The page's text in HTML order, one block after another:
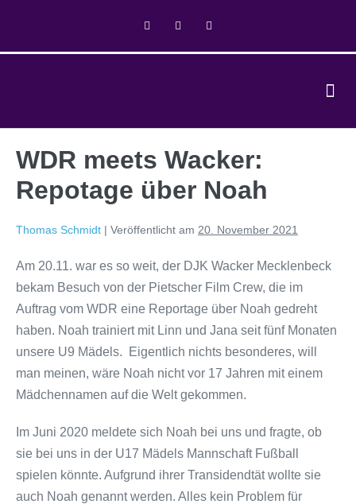
WDR meets Wacker:
Repotage über Noah
Thomas Schmidt | Veröffentlicht am 20. November 2021
Am 20.11. war es so weit, der DJK Wacker Mecklenbeck
bekam Besuch von der Pietscher Film Crew, die im
Auftrag vom WDR eine Reportage über Noah gedreht
haben. Noah trainiert mit Linn und Jana seit fünf Monaten
unsere U9 Mädels. Eigentlich nichts besonderes, will
man meinen, wäre Noah nicht vor 17 Jahren mit einem
Mädchennamen auf die Welt gekommen.
Im Juni 2020 meldete sich Noah bei uns und fragte, ob
sie bei uns in der U17 Mädels Mannschaft Fußball
spielen könnte. Aufgrund ihrer Transidendtät wollte sie
auch Noah genannt werden. Alles kein Problem für